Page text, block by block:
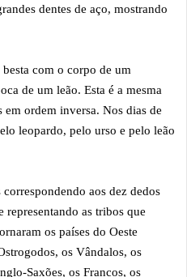
dentes de aço, mostrando
com o corpo de um
de um leão. Esta é a mesma
ordem inversa. Nos dias de
leopardo, pelo urso e pelo leão
aos dez dedos
representando as tribos que
os países do Oeste
os Vândalos, os
Saxões, os Francos, os